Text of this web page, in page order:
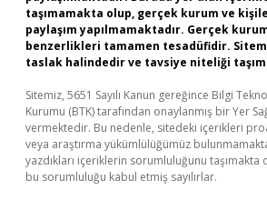
taşımamakta olup, gerçek kurum ve
paylaşım yapılmamaktadır. Gerçek
benzerlikleri tamamen tesadüfidir.
taslak halindedir ve tavsiye niteliği
Sitemiz, 5651 Sayılı Kanun gereğince Bilgi
Kurumu (BTK) tarafından onaylanmış bir Yer
vermektedir. Bu nedenle, sitedeki içerikleri
veya araştırma yükümlülüğümüz
yazdıkları içeriklerin sorumluluğunu
bu sorumluluğu kabul etmiş sayılırlar.